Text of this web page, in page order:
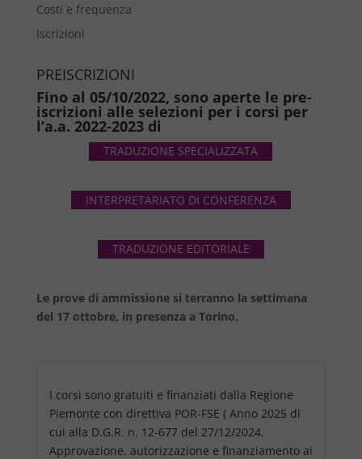
Costi e frequenza
Iscrizioni
PREISCRIZIONI
Fino al 05/10/2022, sono aperte le pre-
iscrizioni alle selezioni per i corsi per
l’a.a. 2022-2023 di
TRADUZIONE SPECIALIZZATA
INTERPRETARIATO DI CONFERENZA
TRADUZIONE EDITORIALE
Le prove di ammissione si terranno la settimana
del 17 ottobre, in presenza a Torino.
I corsi sono gratuiti e finanziati dalla Regione
Piemonte con direttiva POR-FSE ( Anno 2025 di
cui alla D.G.R. n. 12-677 del 27/12/2024.
Approvazione, autorizzazione e finanziamento ai